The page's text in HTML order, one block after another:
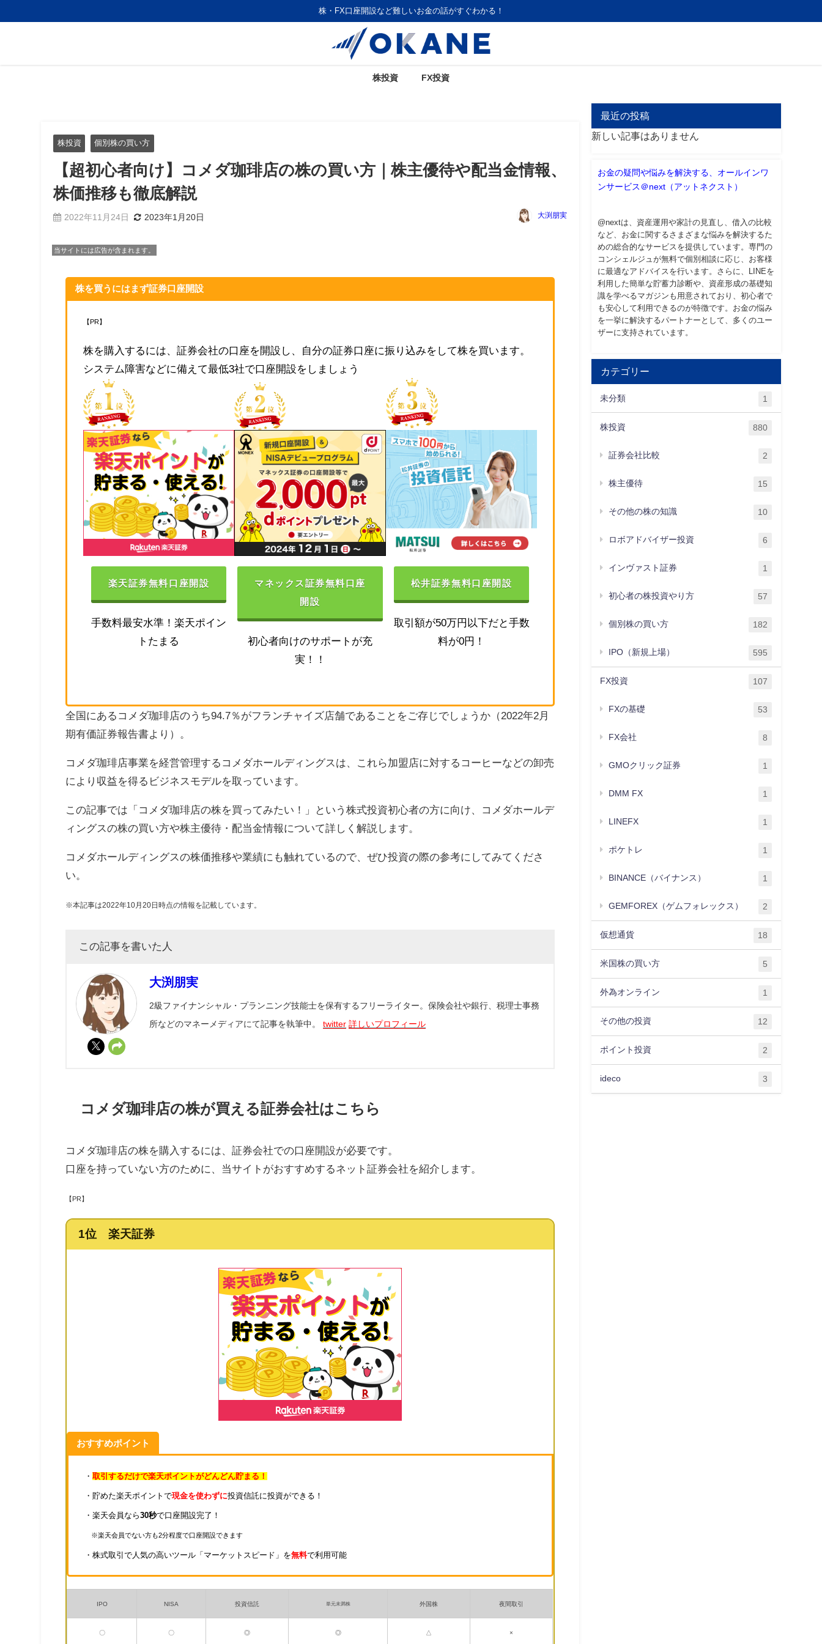
株・FX口座開設など難しいお金の話がすぐわかる！
株投資 FX投資
株投資 個別株の買い方
【超初心者向け】コメダ珈琲店の株の買い方｜株主優待や配当金情報、
株価推移も徹底解説
2022年11月24日 2023年1月20日 大渕朋実
当サイトには広告が含まれます。
株を買うにはまず証券口座開設
【PR】
株を購入するには、証券会社の口座を開設し、自分の証券口座に振り込みをして株を買います。
システム障害などに備えて最低3社で口座開設をしましょう
楽天証券無料口座開設
手数料最安水準！楽天ポイン
トたまる
マネックス証券無料口座
開設
初心者向けのサポートが充
実！！
松井証券無料口座開設
取引額が50万円以下だと手数
料が0円！
全国にあるコメダ珈琲店のうち94.7％がフランチャイズ店舗であることをご存じでしょうか（2022年2月
期有価証券報告書より）。
コメダ珈琲店事業を経営管理するコメダホールディングスは、これら加盟店に対するコーヒーなどの卸売
により収益を得るビジネスモデルを取っています。
この記事では「コメダ珈琲店の株を買ってみたい！」という株式投資初心者の方に向け、コメダホールデ
ィングスの株の買い方や株主優待・配当金情報について詳しく解説します。
コメダホールディングスの株価推移や業績にも触れているので、ぜひ投資の際の参考にしてみてくださ
い。
※本記事は2022年10月20日時点の情報を記載しています。
この記事を書いた人
大渕朋実
2級ファイナンシャル・プランニング技能士を保有するフリーライター。保険会社や銀行、税理士事務
所などのマネーメディアにて記事を執筆中。twitter 詳しいプロフィール
コメダ珈琲店の株が買える証券会社はこちら
コメダ珈琲店の株を購入するには、証券会社での口座開設が必要です。
口座を持っていない方のために、当サイトがおすすめするネット証券会社を紹介します。
【PR】
1位 楽天証券
おすすめポイント
・ 取引するだけで楽天ポイントがどんどん貯まる！
・貯めた楽天ポイントで現金を使わずに投資信託に投資ができる！
・楽天会員なら30秒で口座開設完了！
※楽天会員でない方も2分程度で口座開設できます
・株式取引で人気の高いツール「マーケットスピード」を無料で利用可能
IPO NISA 投資信託 単元未満株 外国株 夜間取引
〇 〇 ◎ ◎ △ ×
最近の投稿
新しい記事はありません
お金の疑問や悩みを解決する、オールインワ
ンサービス＠next（アットネクスト）
@nextは、資産運用や家計の見直し、借入の比較
など、お金に関するさまざまな悩みを解決するた
めの総合的なサービスを提供しています。専門の
コンシェルジュが無料で個別相談に応じ、お客様
に最適なアドバイスを行います。さらに、LINEを
利用した簡単な貯蓄力診断や、資産形成の基礎知
識を学べるマガジンも用意されており、初心者で
も安心して利用できるのが特徴です。お金の悩み
を一挙に解決するパートナーとして、多くのユー
ザーに支持されています。
カテゴリー
未分類 1
株投資 880
証券会社比較 2
株主優待 15
その他の株の知識 10
ロボアドバイザー投資 6
インヴァスト証券 1
初心者の株投資やり方 57
個別株の買い方 182
IPO（新規上場） 595
FX投資 107
FXの基礎 53
FX会社 8
GMOクリック証券 1
DMM FX 1
LINEFX 1
ポケトレ 1
BINANCE（バイナンス） 1
GEMFOREX（ゲムフォレックス） 2
仮想通貨 18
米国株の買い方 5
外為オンライン 1
その他の投資 12
ポイント投資 2
ideco 3